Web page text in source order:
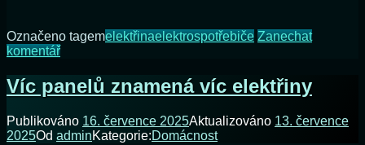
Označeno tagemelektřinaelektrospotřebiče Zanechat
komentářna
baterek
znamená
elektřina
Víc panelů znamená víc elektřiny
Publikováno 16. července 2025Aktualizováno 13. července
2025Od adminKategorie:Domácnost